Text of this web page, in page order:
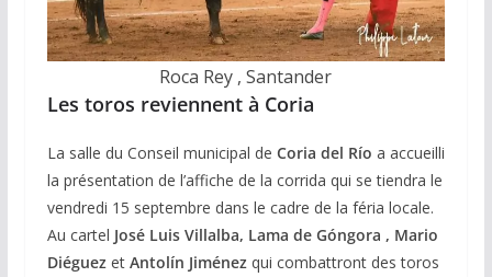
Roca Rey , Santander
Les toros reviennent à Coria
La salle du Conseil municipal de Coria del Río a accueilli
la présentation de l’affiche de la corrida qui se tiendra le
vendredi 15 septembre dans le cadre de la féria locale.
Au cartel José Luis Villalba, Lama de Góngora , Mario
Diéguez etAntolín Jiménez qui combattront des toros